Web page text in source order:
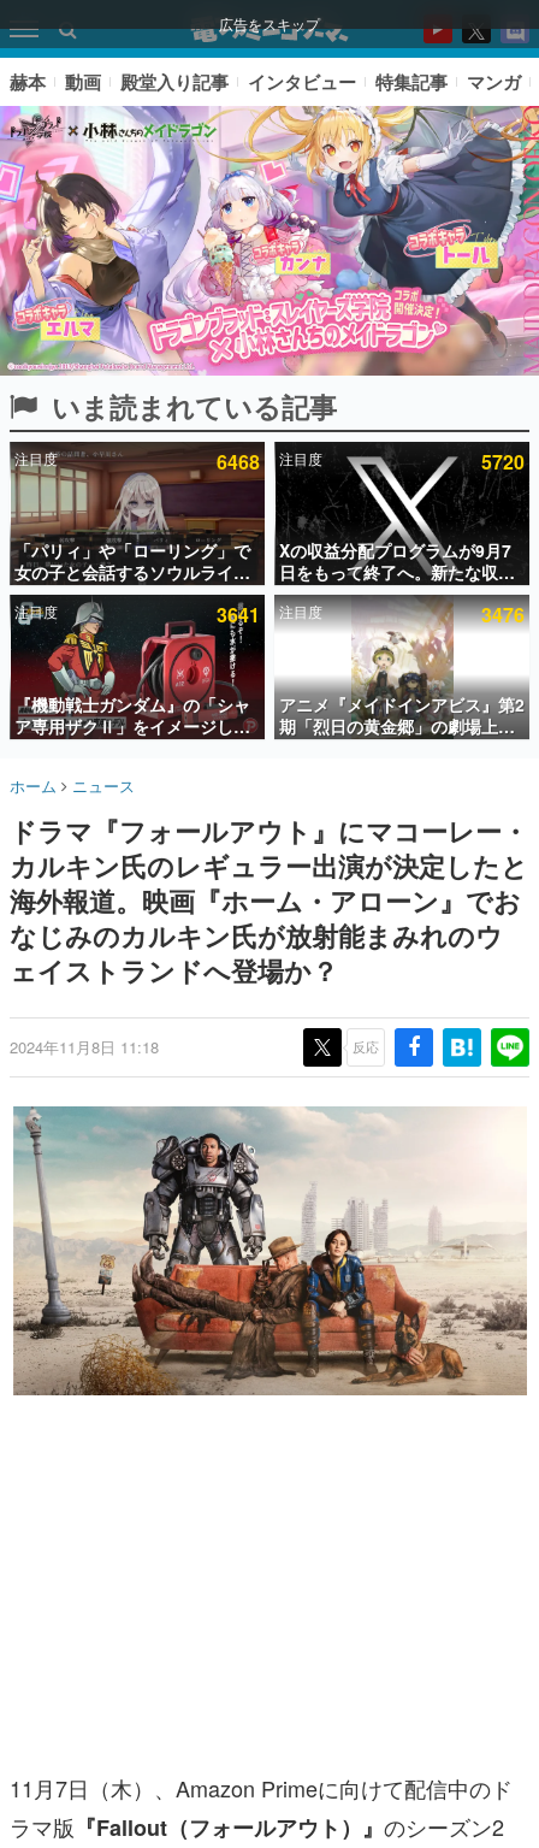
広告をスキップ
ピックアップ
電ファミのいま読まれている記事ランキング
アプリセール情報
インタビュー
連載・特集一覧
殿堂入り記事
SNS拡散数が数千以上！ ページビュー数万以上！ などな
ど。多くの人々に読まれた、電ファミ渾身の“殿堂入り”記
事をまとめました。
名作ゲームクリエイターの方々に製作時のエピソードをお
きます。
赫本
この物語を解いてはいけない。『赫本』は、〈試験問題〉
の形をした短編ホラー小説集です。
新世代に訊く
これからのデジタルゲーム市場を担う若きクリエイター達
ゲーム世代の作家たち
ゲームに多大な影響を受けた作家さんに取材し、ゲームが
画です。
日本モバイルゲーム産業史
日本のモバイルゲーム史における主要なトピック・タイト
ルを網羅するほか、開発者へのインタビューや識者による
解説を掲載。約20年の歴史が一望できる決定版！
若ゲのいたり〜ゲームクリエイターの青春〜
『うつヌケ』『ペンと箸』等で知られるマンガ家・田中圭
一先生によるゲーム業界レポートマンガです。
なんでゲームは面白い？
ゲーム開発者・hamatsu氏がゲームの魅力を画面や操作の
具体的な形から解き明かしていく、硬派で骨太な評論連載
その他
赫本 動画 殿堂入り記事 インタビュー 特集記事 マンガ
いま読まれている記事
注目度 6468
「パリィ」や「ローリング」で
女の子と会話するソウルライク
恋愛ゲーム『小早川さんはソウ
ルライク』無料公開。返事に失
敗すると「YOU DIED」
注目度 5720
Xの収益分配プログラムが9月7
日をもって終了へ。新たな収益
化制度「Original Content
Rewards Program」を発表
注目度 3641
『機動戦士ガンダム』の「シャ
ア専用ザクⅡ」をイメージした
散水ホースリールが予約開始。
ークやジオン公国軍のエンブレ
注目度 3476
アニメ『メイドインアビス』第2
期「烈日の黄金郷」の劇場上映
が決定！レグ役・伊瀬茉莉也さ
ホーム ニュース
ドラマ『フォールアウト』にマコーレー・
カルキン氏のレギュラー出演が決定したと
海外報道。映画『ホーム・アローン』でお
なじみのカルキン氏が放射能まみれのウ
ェイストランドへ登場か？
2024年11月8日 11:18 反応
11月7日（木）、Amazon Primeに向けて配信中のド
ラマ版 『Fallout（フォールアウト）』 のシーズン2